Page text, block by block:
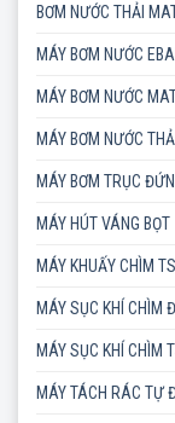
BƠM NƯỚC THẢI
MÁY BƠM NƯỚC
MÁY BƠM NƯỚC
MÁY BƠM NƯỚC
MÁY BƠM TRỤC
MÁY HÚT VÁNG BỌT
MÁY KHUẤY CHÌM
MÁY SỤC KHÍ CHÌM
MÁY SỤC KHÍ CHÌM
MÁY TÁCH RÁC TỰ